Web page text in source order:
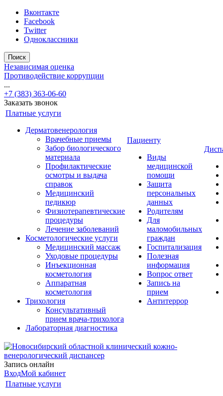
Вконтакте
Facebook
Twitter
Одноклассники
Поиск
Независимая оценка
Противодействие коррупции
...
+7 (383) 363-06-60
Заказать звонок
Платные услуги
Дерматовенерология
Врачебные приемы
Забор биологического
материала
Профилактические
осмотры и выдача
справок
Медицинский
педикюр
Физиотерапевтические
процедуры
Лечение заболеваний
Косметологические услуги
Медицинский массаж
Уходовые процедуры
Инъекционная
косметология
Аппаратная
косметология
Трихология
Консультативный
прием врача-трихолога
Лабораторная диагностика
Пациенту
Виды
медицинской
помощи
Защита
персональных
данных
Родителям
Для
маломобильных
граждан
Госпитализация
Полезная
информация
Вопрос ответ
Запись на
прием
Антитеррор
Запись онлайн
ВходМой кабинет
Платные услуги